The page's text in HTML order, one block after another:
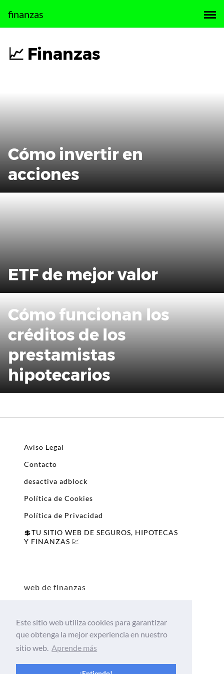
contenido
finanzas
📈 Finanzas
Cómo invertir en
acciones
ETF de mejor valor
Cómo funcionan los
créditos de los
prestamistas
hipotecarios
Aviso Legal
Contacto
desactiva adblock
Política de Cookies
Política de Privacidad
💲TU SITIO WEB DE SEGUROS, HIPOTECAS
Y FINANZAS 💹
web de finanzas
Este sitio web utiliza cookies para garantizar
que obtenga la mejor experiencia en nuestro
sitio web. Aprende más